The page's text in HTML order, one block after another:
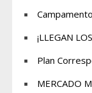
¡LLEGAN
Plan
MERCADO